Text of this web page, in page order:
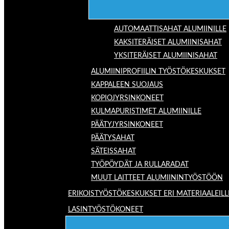
AUTOMAATTISAHAT ALUMIINILLE
KAKSITERÄISET ALUMIINISAHAT
YKSITERÄISET ALUMIINISAHAT
ALUMIINIPROFIILIN TYÖSTÖKESKUKSET
KAPPALEEN SUOJAUS
KOPIOJYRSINKONEET
KULMAPURISTIMET ALUMIINILLE
PÄÄTYJYRSINKONEET
PÄÄTYSAHAT
SÄTEISSAHAT
TYÖPÖYDÄT JA RULLARADAT
MUUT LAITTEET ALUMIININTYÖSTÖÖN
ERIKOISTYÖSTÖKESKUKSET ERI
LASINTYÖSTÖKONEET